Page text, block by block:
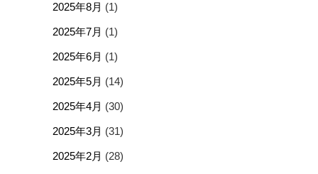
2025年8月 (1)
2025年7月 (1)
2025年6月 (1)
2025年5月 (14)
2025年4月 (30)
2025年3月 (31)
2025年2月 (28)